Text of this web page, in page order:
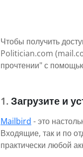
Чтобы получить
Politician.com
прочтении" с
Загрузите и
Mailbird - это
Входящие, так и по
практически любой